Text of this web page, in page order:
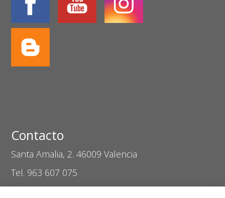
Contacto
Santa Amalia, 2. 46009 Valencia
Tel. 963 607 075